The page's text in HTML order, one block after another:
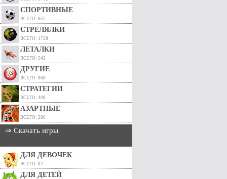
СПОРТИВНЫЕ
ВСЕГО: 657
СТРЕЛЯЛКИ
ВСЕГО: 1728
ЛЕТАЛКИ
ВСЕГО: 542
ДРУГИЕ
ВСЕГО: 968
СТРАТЕГИИ
ВСЕГО: 409
АЗАРТНЫЕ
ВСЕГО: 286
⇒ Скачать игры
ДЛЯ ДЕВОЧЕК
ВСЕГО: 82
ДЛЯ ДЕТЕЙ